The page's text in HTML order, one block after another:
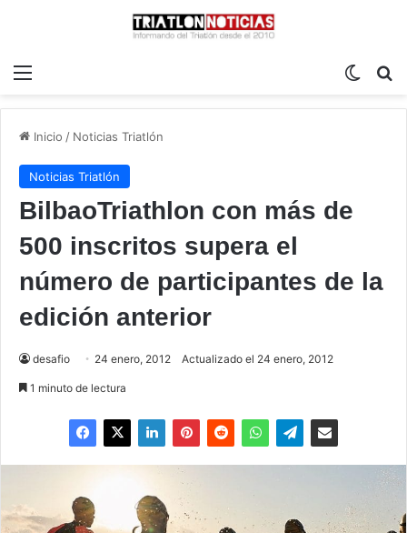
Inicio / Noticias Triatlón
Noticias Triatlón
BilbaoTriathlon con más de
500 inscritos supera el
número de participantes de la
edición anterior
desafio 24 enero, 2012 Actualizado el 24 enero, 2012
1 minuto de lectura